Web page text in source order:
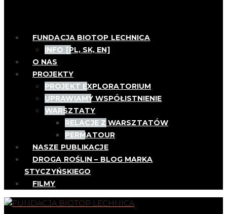
FUNDACJA BIOTOP LECHNICA
INFO [PL, SK, EN]
O NAS
PROJEKTY
PROJEKT EXPLORATORIUM
UPRAWIAMY WSPÓŁISTNIENIE
WARSZTATY
RELACJE Z WARSZTATÓW
PERMATOUR
NASZE PUBLIKACJE
DROGA ROŚLIN – BLOG MARKA
STYCZYŃSKIEGO
FILMY